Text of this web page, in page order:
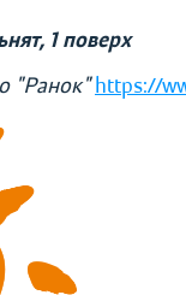
1 поверх
"Ранок" https://